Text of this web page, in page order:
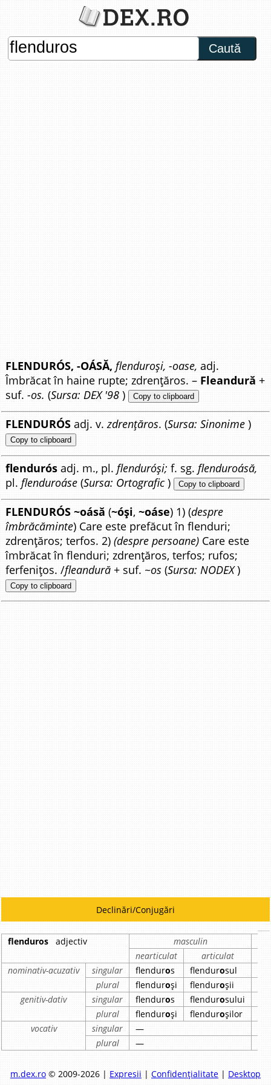
Caută
FLENDURÓS, -OÁSĂ, flenduroși, -oase, adj.
Îmbrăcat în haine rupte; zdrențăros. – Fleandură +
suf.-os. (Sursa: DEX '98 ) Copy to clipboard
FLENDURÓS adj. v.zdrențăros. (Sursa: Sinonime )
Copy to clipboard
flendurós adj. m., pl. flenduróși; f. sg. flenduroásă,
pl. flenduroáse (Sursa: Ortografic ) Copy to clipboard
FLENDURÓS ~oásă (~óși,~oáse) 1) (despre
îmbrăcăminte) Care este prefăcut în flenduri;
zdrențăros; terfos. 2)(despre persoane) Care este
îmbrăcat în flenduri; zdrențăros, terfos; rufos;
ferfenițos. /fleandură + suf. ~os (Sursa: NODEX)
Copy to clipboard
Declinări/Conjugări
flenduros adjectiv
masculin
nearticulat
articulat
nominativ-acuzativ
singular flenduros flendurosul
plural
flenduroși flenduroșii
genitiv-dativ
singular flenduros flendurosului
plural
flenduroși flenduroșilor
vocativ
singular —
plural
—
m.dex.ro© 2009-2026 | Expresii | Confidențialitate| Desktop